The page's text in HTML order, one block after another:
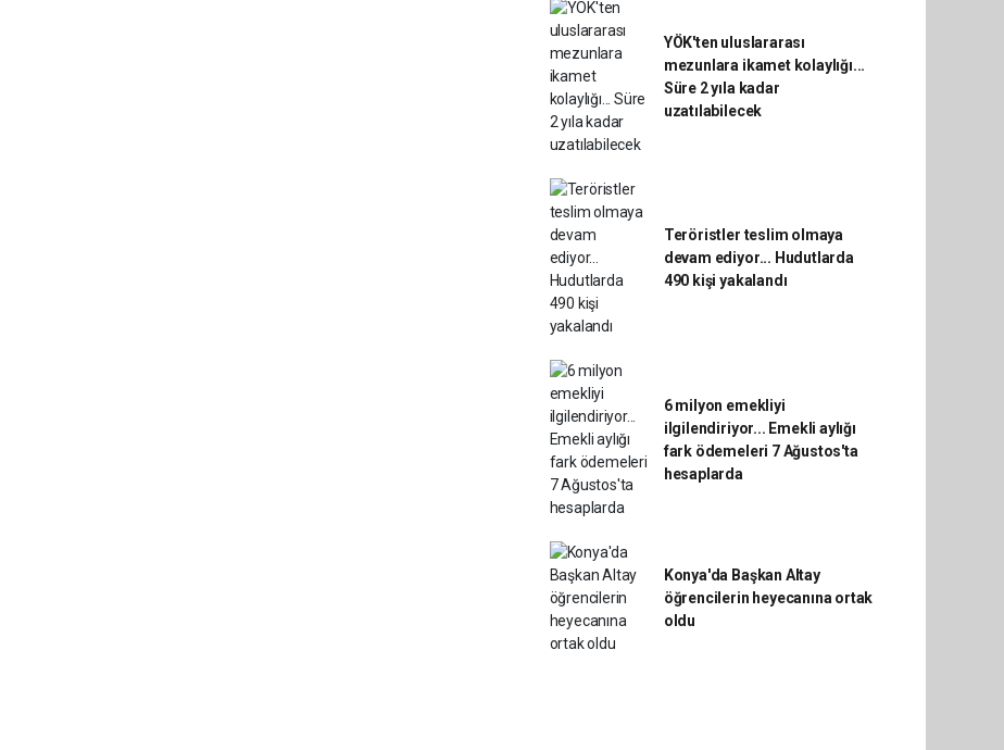
YÖK'ten uluslararası
mezunlara ikamet kolaylığı...
Süre 2 yıla kadar
uzatılabilecek
Teröristler teslim olmaya
devam ediyor... Hudutlarda
490 kişi yakalandı
6 milyon emekliyi
ilgilendiriyor... Emekli aylığı
fark ödemeleri 7 Ağustos'ta
hesaplarda
Konya'da Başkan Altay
öğrencilerin heyecanına ortak
oldu